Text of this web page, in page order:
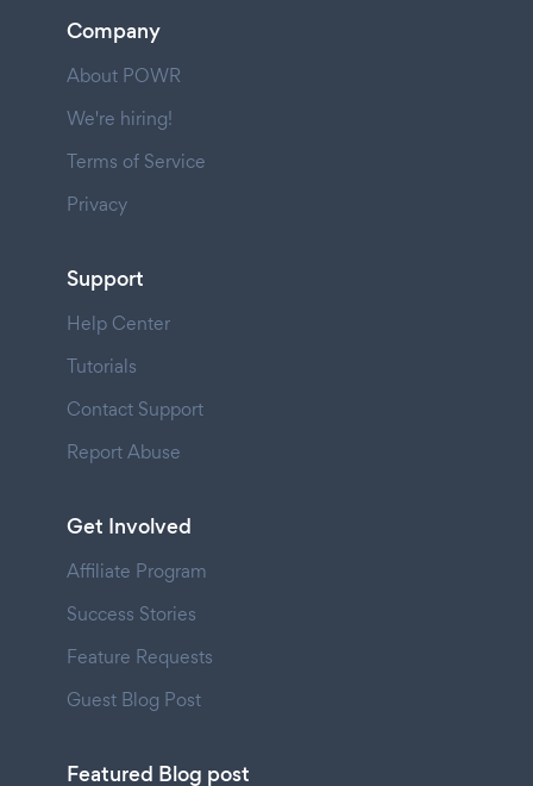
Company
About POWR
We're hiring!
Terms of Service
Privacy
Support
Help Center
Tutorials
Contact Support
Report Abuse
Get Involved
Affiliate Program
Success Stories
Feature Requests
Guest Blog Post
Featured Blog post